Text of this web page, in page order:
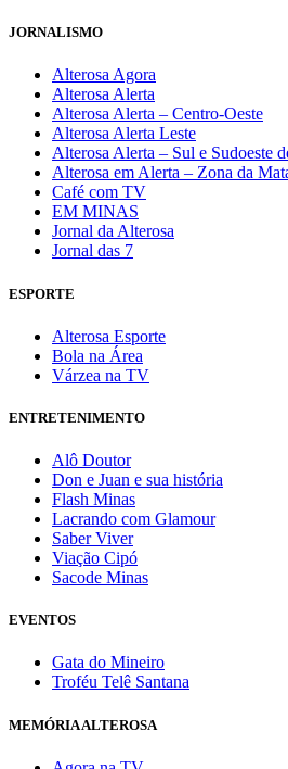
JORNALISMO
Alterosa Agora
Alterosa Alerta
Alterosa Alerta – Centro-Oeste
Alterosa Alerta Leste
Alterosa Alerta – Sul e Sudoeste
Alterosa em Alerta – Zona da
Café com TV
EM MINAS
Jornal da Alterosa
Jornal das 7
ESPORTE
Alterosa Esporte
Bola na Área
Várzea na TV
ENTRETENIMENTO
Alô Doutor
Don e Juan e sua história
Flash Minas
Lacrando com Glamour
Saber Viver
Viação Cipó
Sacode Minas
EVENTOS
Gata do Mineiro
Troféu Telê Santana
MEMÓRIA ALTEROSA